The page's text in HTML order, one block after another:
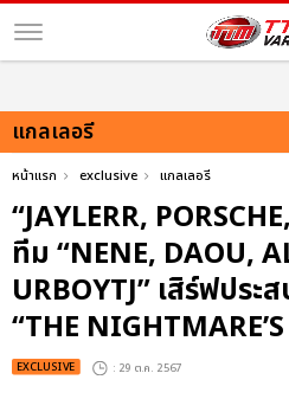
แกลเลอรี
หน้าแรก exclusive แกลเลอรี
“JAYLERR,
ทีม “NENE, DAOU,
URBOYTJ” เสิร์ฟประ
“THE
EXCLUSIVE : 29 ต.ค. 2567